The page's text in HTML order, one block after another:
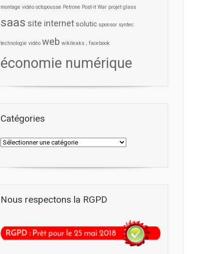
montage vidéo octopousse Petrone Post-it War projet glass
saas site internet solutic sponsor syntec
technologie vidéo web wikileaks ; facebook
économie numérique
Catégories
Nous respectons la RGPD